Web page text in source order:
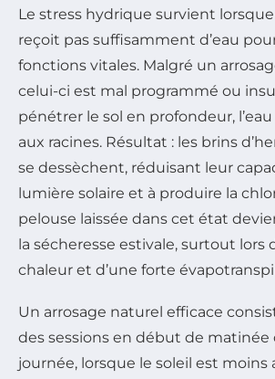
Le stress hydrique survient
reçoit pas suffisamment d’eau
fonctions vitales. Malgré un
celui-ci est mal programmé ou
pénétrer le sol en profondeur,
aux racines. Résultat : les brins
se dessèchent, réduisant leur
lumière solaire et à produire la
pelouse laissée dans cet état
la sécheresse estivale, surtout lors
chaleur et d’une forte
Un arrosage naturel efficace
des sessions en début de matinée
journée, lorsque le soleil est moins